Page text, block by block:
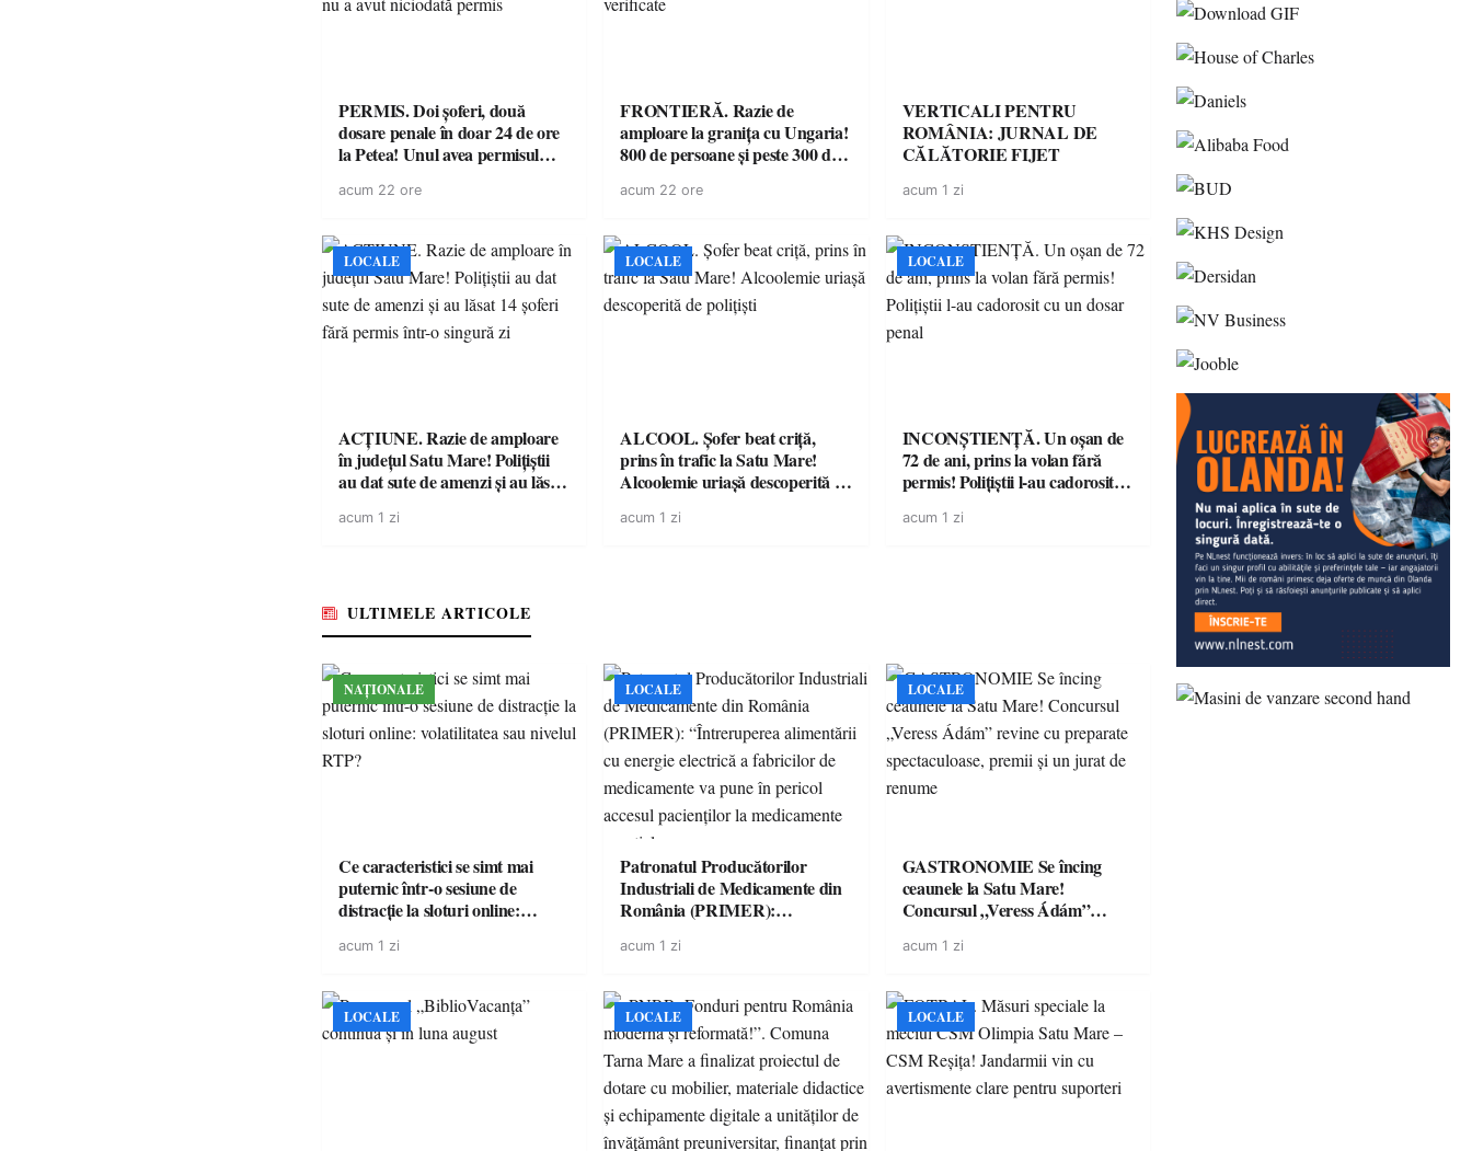
PERMIS. Doi șoferi, două
dosare penale în doar 24 de ore
la Petea! Unul avea permisul
niciodată permis
acum 22 ore
FRONTIERĂ. Razie de
amploare la granița cu Ungaria!
800 de persoane și peste 300 de
acum 22 ore
VERTICALI PENTRU
ROMÂNIA: JURNAL DE
CĂLĂTORIE FIJET
acum 1 zi
LOCALE
ACȚIUNE. Razie de amploare
în județul Satu Mare! Polițiștii
au dat sute de amenzi și au lăsat
singură zi
acum 1 zi
LOCALE
ALCOOL. Șofer beat criță,
prins în trafic la Satu Mare!
Alcoolemie uriașă descoperită de
acum 1 zi
LOCALE
INCONȘTIENȚĂ. Un oșan de
72 de ani, prins la volan fără
permis! Polițiștii l-au cadorosit
acum 1 zi
ULTIMELE ARTICOLE
NAȚIONALE
Ce caracteristici se simt mai
puternic într-o sesiune de
distracție la sloturi online:
acum 1 zi
LOCALE
Patronatul Producătorilor
Industriali de Medicamente din
România (PRIMER):
energie electrică a fabricilor de
accesul pacienților la
medicamente esențiale
acum 1 zi
LOCALE
GASTRONOMIE Se încing
ceaunele la Satu Mare!
Concursul „Veress Ádám”
spectaculoase, premii și un jurat
acum 1 zi
LOCALE LOCALE LOCALE